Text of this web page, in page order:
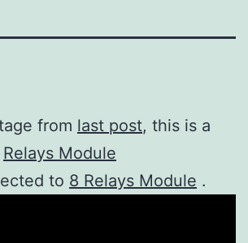
from last post, this is a
Relays Module
to 8 Relays Module .